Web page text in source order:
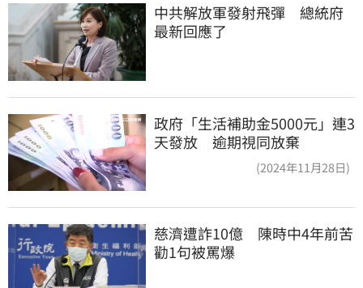
中共解放軍發射飛彈　總統府
最新回應了
政府「生活補助金5000元」連3
天發放 逾期視同放棄
(2024年11月28日)
慈濟遭詐10億　陳時中4年前苦
勸1句被罵爆